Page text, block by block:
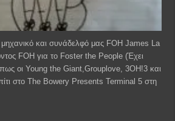
και συνάδελφό μας FOH James La
FOH για το Foster the People (Έχει
οι Young the Giant,Grouplove, 3OH!3 και
στο The Bowery Presents Terminal 5 στη